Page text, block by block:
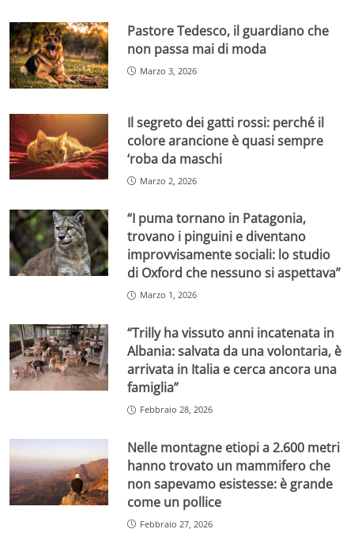
Pastore Tedesco, il guardiano che
non passa mai di moda
Marzo 3, 2026
Il segreto dei gatti rossi: perché il
colore arancione è quasi sempre
‘roba da maschi
Marzo 2, 2026
“I puma tornano in Patagonia,
trovano i pinguini e diventano
improvvisamente sociali: lo studio
di Oxford che nessuno si aspettava”
Marzo 1, 2026
“Trilly ha vissuto anni incatenata in
Albania: salvata da una volontaria, è
arrivata in Italia e cerca ancora una
famiglia”
Febbraio 28, 2026
Nelle montagne etiopi a 2.600 metri
hanno trovato un mammifero che
non sapevamo esistesse: è grande
come un pollice
Febbraio 27, 2026